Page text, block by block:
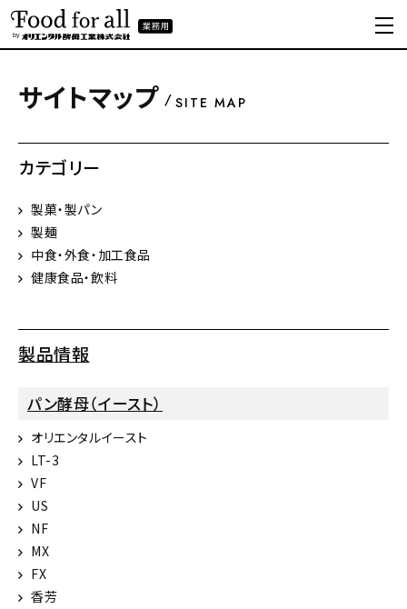
サイトマップ SITE MAP
カテゴリー
製菓・製パン
製麺
中食・外食・加工食品
健康食品・飲料
製品情報
パン酵母（イースト）
オリエンタルイースト
LT-3
VF
US
NF
MX
FX
香芳